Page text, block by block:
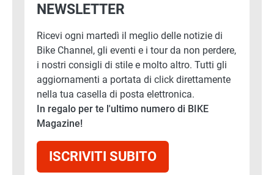
NEWSLETTER
Ricevi ogni martedì il meglio delle notizie di
Bike Channel, gli eventi e i tour da non perdere,
i nostri consigli di stile e molto altro. Tutti gli
aggiornamenti a portata di click direttamente
nella tua casella di posta elettronica.
In regalo per te l'ultimo numero di BIKE
Magazine!
ISCRIVITI SUBITO